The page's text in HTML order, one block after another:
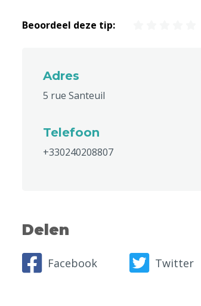
Beoordeel deze tip:
Adres
5 rue Santeuil
Telefoon
+330240208807
Delen
Facebook Twitter